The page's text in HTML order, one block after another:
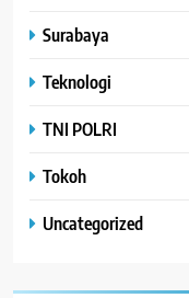
Surabaya
Teknologi
TNI POLRI
Tokoh
Uncategorized